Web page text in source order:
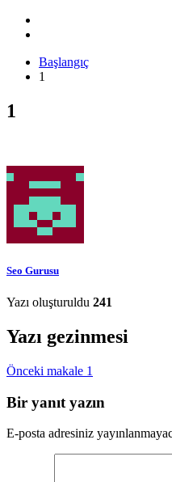
Başlangıç
1
1
Seo Gurusu
Yazı oluşturuldu 241
Yazı gezinmesi
Önceki makale 1
Bir yanıt yazın
E-posta adresiniz